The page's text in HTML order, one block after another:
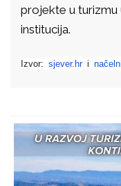
projekte u turizmu
institucija.
Izvor: sjever.hr i